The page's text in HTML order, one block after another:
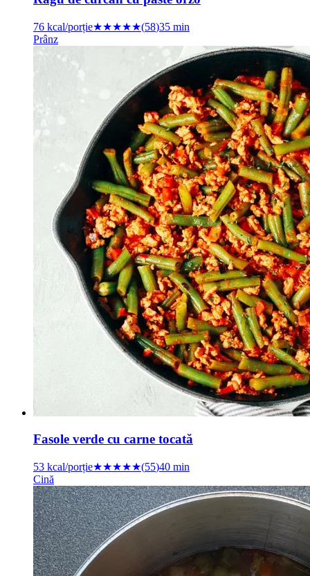
76 kcal/porție★★★★★(58)35 min
Prânz
Fasole verde cu carne tocată
53 kcal/porție★★★★★(55)40 min
Cină